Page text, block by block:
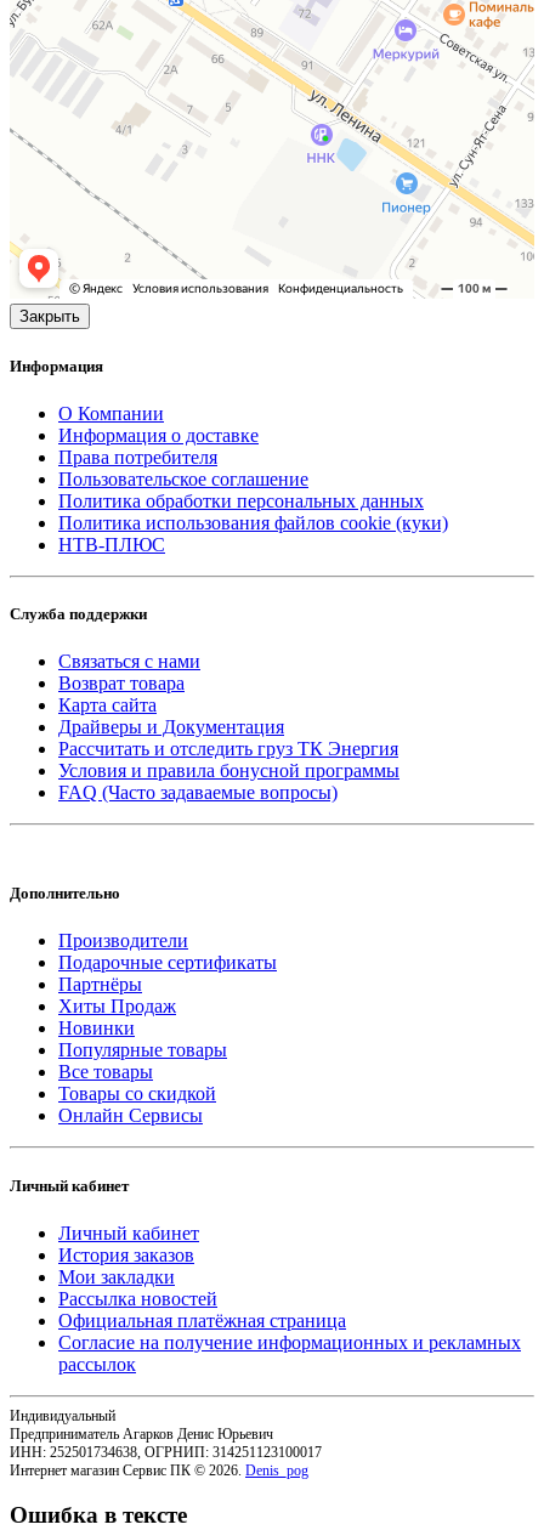
Закрыть
Информация
О Компании
Информация о доставке
Права потребителя
Пользовательское соглашение
Политика обработки персональных данных
Политика использования файлов cookie (куки)
НТВ-ПЛЮС
Служба поддержки
Связаться с нами
Возврат товара
Карта сайта
Драйверы и Документация
Рассчитать и отследить груз ТК Энергия
Условия и правила бонусной программы
FAQ (Часто задаваемые вопросы)
Дополнительно
Производители
Подарочные сертификаты
Партнёры
Хиты Продаж
Новинки
Популярные товары
Все товары
Товары со скидкой
Онлайн Сервисы
Личный кабинет
Личный кабинет
История заказов
Мои закладки
Рассылка новостей
Официальная платёжная страница
Согласие на получение информационных и рекламных
рассылок
Индивидуальный
Предприниматель Агарков Денис Юрьевич
ИНН: 252501734638, ОГРНИП: 314251123100017
Интернет магазин Сервис ПК © 2026. Denis_pog
Ошибка в тексте